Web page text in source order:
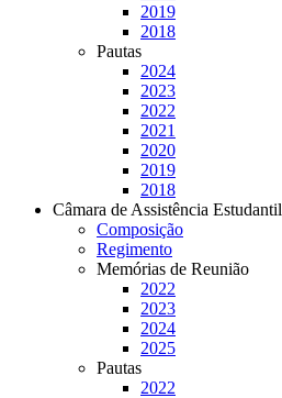
2019
2018
Pautas
2024
2023
2022
2021
2020
2019
2018
Câmara de Assistência Estudantil
Composição
Regimento
Memórias de Reunião
2022
2023
2024
2025
Pautas
2022